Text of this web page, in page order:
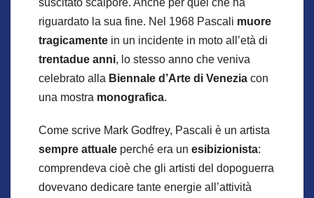
suscitato scalpore. Anche per quel che ha
riguardato la sua fine. Nel 1968 Pascali muore
tragicamente in un incidente in moto all’età di
trentadue anni, lo stesso anno che veniva
celebrato alla Biennale d’Arte di Venezia con
una mostra monografica.
Come scrive Mark Godfrey, Pascali è un artista
sempre attuale perché era un esibizionista:
comprendeva cioè che gli artisti del dopoguerra
dovevano dedicare tante energie all’attività